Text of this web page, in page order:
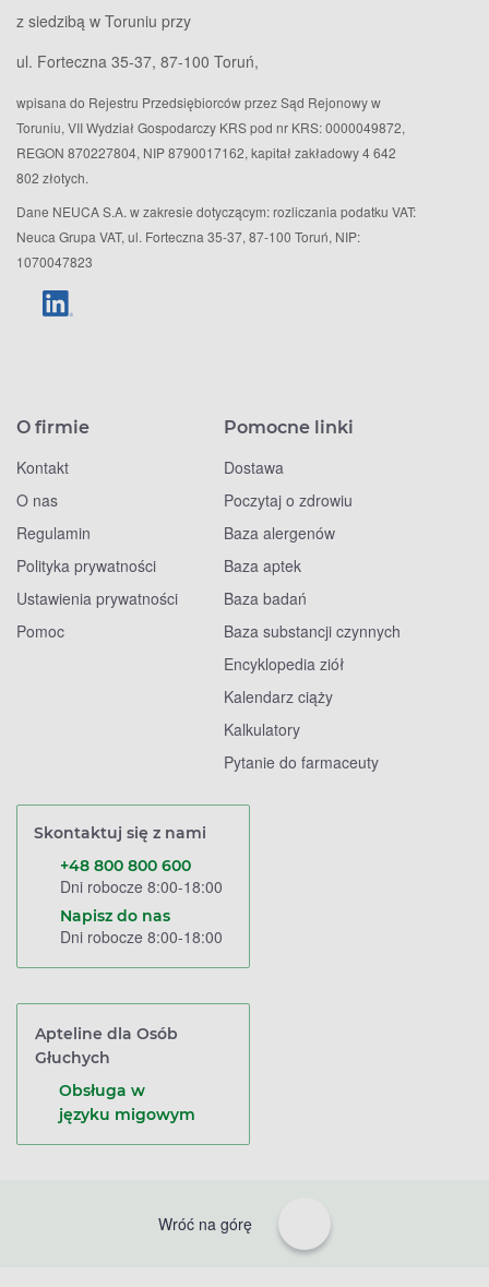
z siedzibą w Toruniu przy
ul. Forteczna 35-37, 87-100 Toruń,
wpisana do Rejestru Przedsiębiorców przez Sąd Rejonowy w
Toruniu, VII Wydział Gospodarczy KRS pod nr KRS: 0000049872,
REGON 870227804, NIP 8790017162, kapitał zakładowy 4 642
802 złotych.
Dane NEUCA S.A. w zakresie dotyczącym: rozliczania podatku VAT:
Neuca Grupa VAT, ul. Forteczna 35-37, 87-100 Toruń, NIP:
1070047823
O firmie
Kontakt
O nas
Regulamin
Polityka prywatności
Ustawienia prywatności
Pomoc
Pomocne linki
Dostawa
Poczytaj o zdrowiu
Baza alergenów
Baza aptek
Baza badań
Baza substancji czynnych
Encyklopedia ziół
Kalendarz ciąży
Kalkulatory
Pytanie do farmaceuty
Skontaktuj się z nami
+48 800 800 600
Dni robocze 8:00-18:00
Napisz do nas
Dni robocze 8:00-18:00
Apteline dla Osób
Głuchych
Obsługa w
języku migowym
Wróć na górę